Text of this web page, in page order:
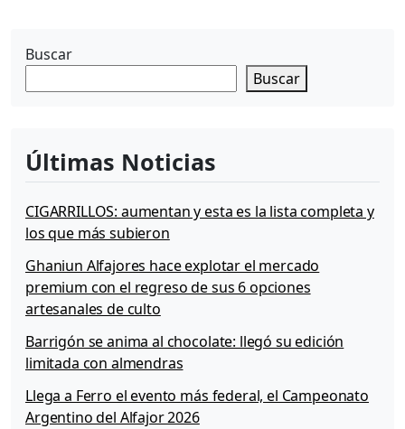
Buscar
Buscar
Últimas Noticias
CIGARRILLOS: aumentan y esta es la lista completa y
los que más subieron
Ghaniun Alfajores hace explotar el mercado
premium con el regreso de sus 6 opciones
artesanales de culto
Barrigón se anima al chocolate: llegó su edición
limitada con almendras
Llega a Ferro el evento más federal, el Campeonato
Argentino del Alfajor 2026